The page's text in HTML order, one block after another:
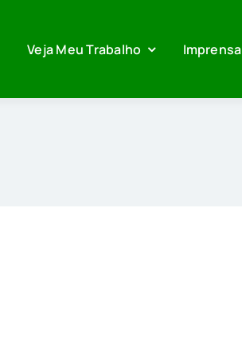
Veja Meu Trabalho Imprensa